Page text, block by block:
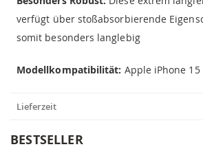
verfügt über stoßabsorbierende
somit besonders langlebig
Modellkompatibilität: Apple iPhone 15
Lieferzeit
BESTSELLER